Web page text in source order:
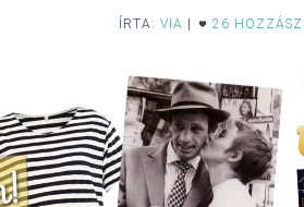
ÍRTA: VIA 26